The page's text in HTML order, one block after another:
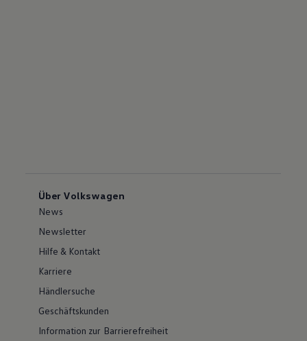
Über Volkswagen
News
Newsletter
Hilfe & Kontakt
Karriere
Händlersuche
Geschäftskunden
Information zur Barrierefreiheit